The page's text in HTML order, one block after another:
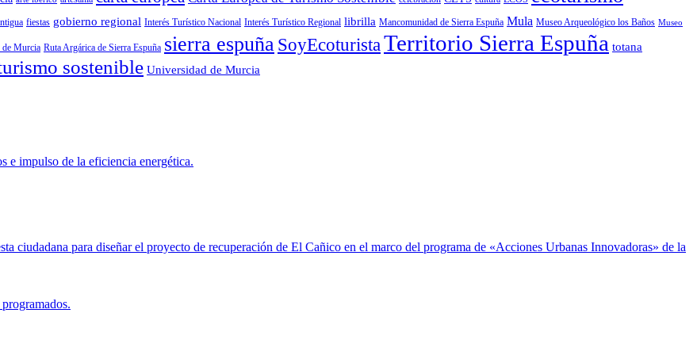
fiestas gobierno regional Interés Turístico Nacional Interés Turístico Regional librilla Mancomunidad de Sierra Espuña Mula Museo Arqueológico los Baños Museo
de Murcia Ruta Argárica de Sierra Espuña sierra espuña SoyEcoturistaTerritorio Sierra Espuña totana
sostenible Universidad de Murcia
e impulso de la eficiencia energética.
ciudadana para diseñar el proyecto de recuperación de El Cañico en el marco del programa de «Acciones Urbanas Innovadoras» de la